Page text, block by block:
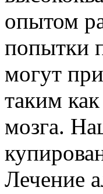
опытом
попытки
могут
таким
мозга.
Лечение